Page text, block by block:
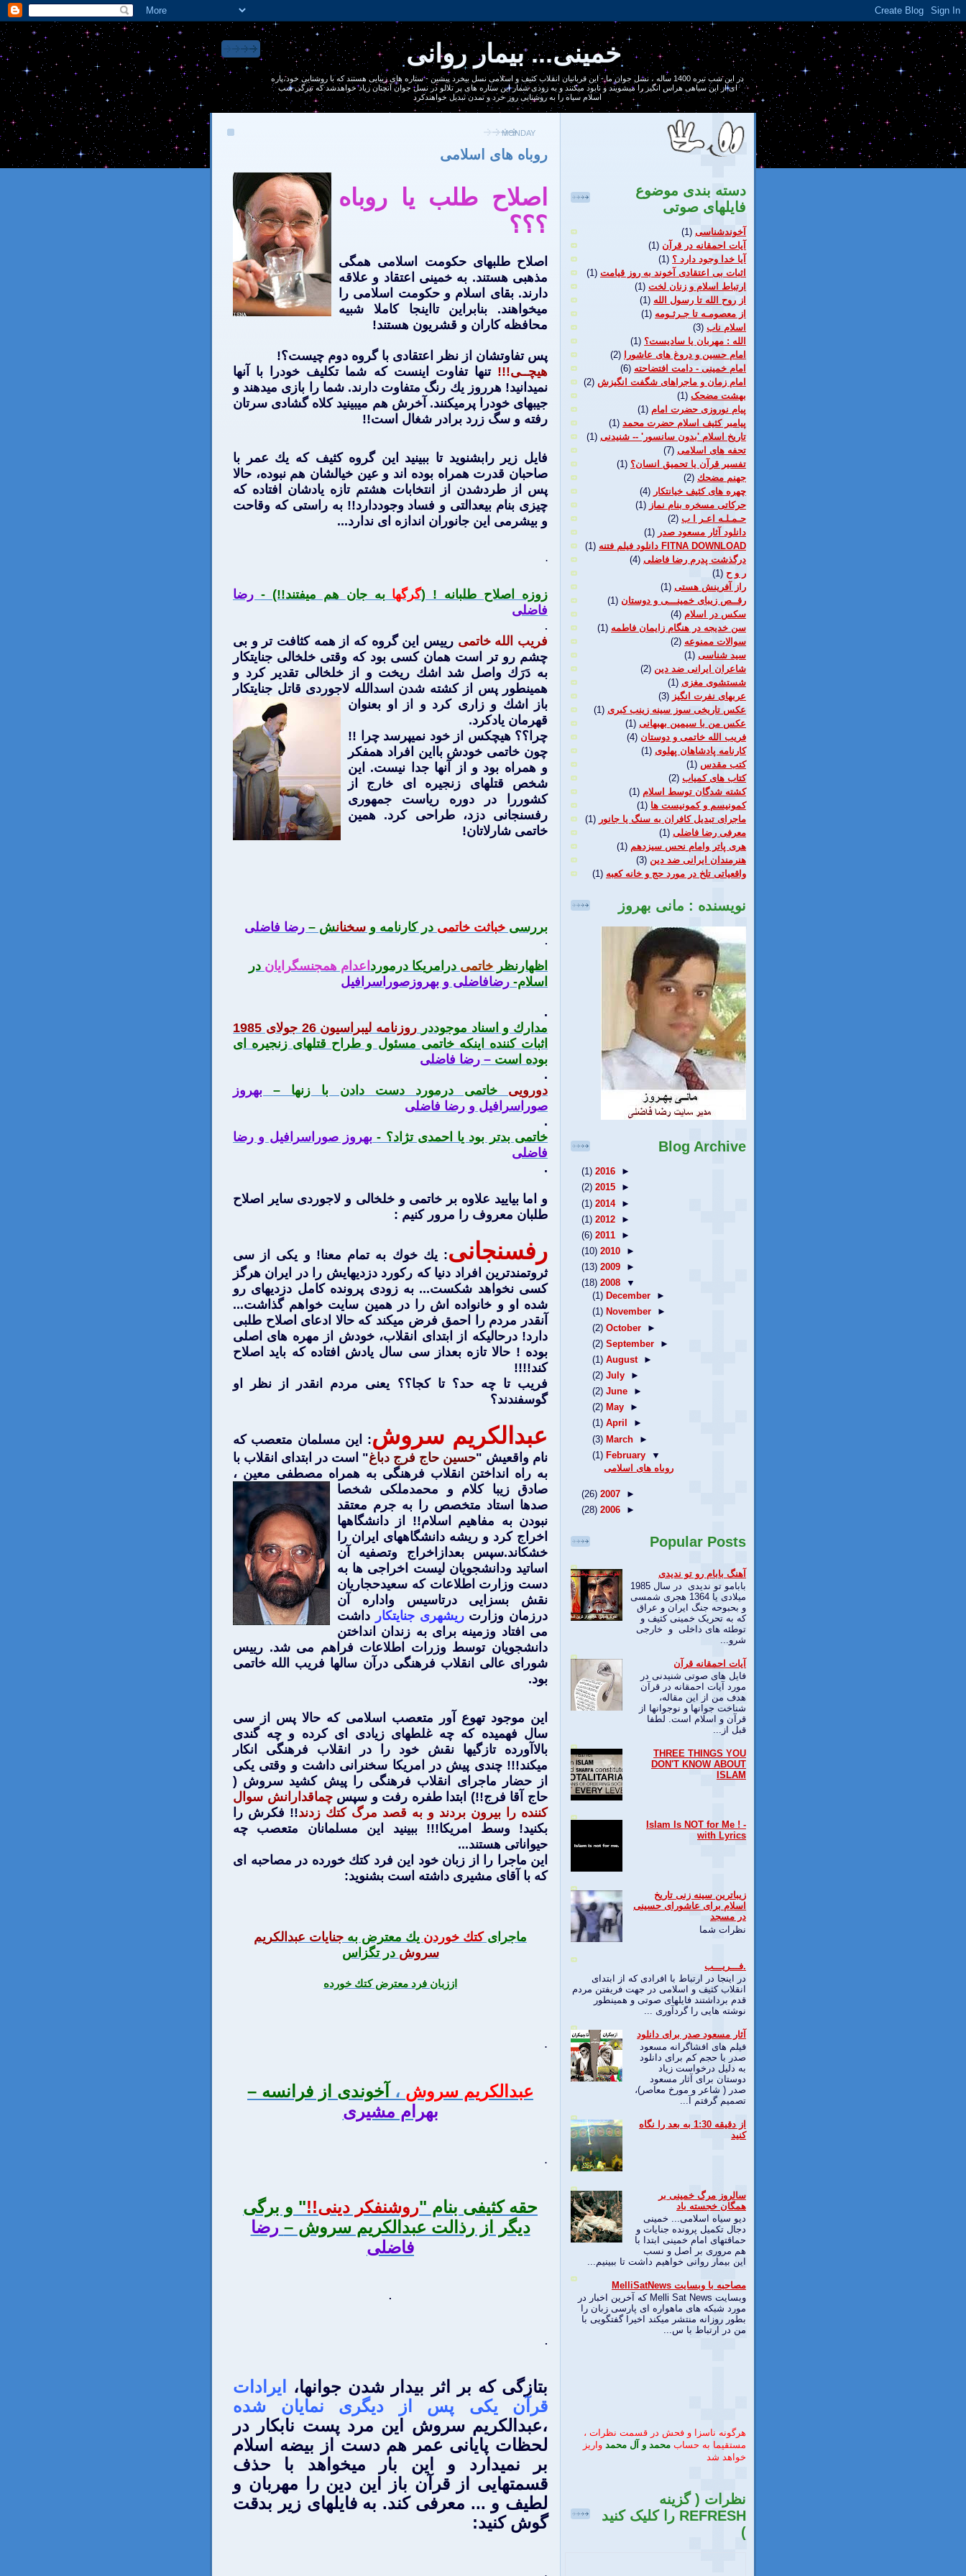
خمینی... بیمار روانی
در اين شب تيره 1400 ساله ، نسل جوان ما - اين قربانيان انقلاب كثيف و اسلامی نسل بيخرد پيشين - ستاره های زيبايی هستند كه با روشنايی خود،پاره
ای از اين سياهی هراس انگيز را ميشويند و نابود ميكنند و به زودی شمار اين ستاره های پر تلالو در نسل جوان آنچنان زياد خواهدشد كه تيرگی شب
اسلام سياه را به روشنايی روز خرد و تمدن تبديل خواهندكرد
MONDAY
روباه های اسلامی
اصلاح طلب يا روباه
؟؟؟
اصلاح طلبهای حكومت اسلامی همگی
مذهبی هستند. به خمينی اعتقاد و علاقه
دارند. بقای اسلام و حكومت اسلامی را
ميخواهند. بنابراين تااينجا كاملا شبيه
محافظه كاران و قشريون هستند!
پس تفاوتشان از نظر اعتقادی با گروه دوم چيست؟!
هيچــی!!! تنها تفاوت اينست كه شما تكليف خودرا با آنها
نميدانيد! هرروز يك رنگ متفاوت دارند. شما را بازی ميدهند و
جيبهای خودرا پرميكنند. آخرش هم ميبينيد كلاه گشادی سرتان
رفته و سگ زرد برادر شغال است!!
فايل زير رابشنويد تا ببينيد اين گروه كثيف كه يك عمر با
صاحبان قدرت همراه بوده اند و عين خيالشان هم نبوده، حالا
پس از طردشدن از انتخابات هشتم تازه يادشان افتاده كه
چيزی بنام بيعدالتی و فساد وجوددارد!! به راستی كه وقاحت
و بيشرمی اين جانوران اندازه ای ندارد...
.
زوزه اصلاح طلبانه ! (گرگهابه جان هم ميفتند!!) - رضا
فاضلی
.
فريب الله خاتمی رييس اين گروه كه از همه كثافت تر و بی
چشم رو تر است همان كسی بود كه وقتی خلخالی جنايتكار
به دَرَك واصل شد اشك ريخت و از خلخالی تقدير كرد و
همينطور پس از كشته شدن اسدالله لاجوردی قاتل جنايتكار
باز اشك و زاری كرد و از او بعنوان
قهرمان يادكرد.
چرا؟؟ هيچكس از خود نميپرسد چرا !!
چون خاتمی خودش بااين افراد همفكر
و همراه بود و از آنها جدا نيست. اين
شخص قتلهای زنجيره ای خارج از
كشوررا در دوره رياست جمهوری
رفسنجانی دزد، طراحی كرد. همين
خاتمی شارلاتان!
بررسی خباثت خاتمی در كارنامه و سخنانش – رضا فاضلی
.
اظهارنظر خاتمی درامریکا درمورد اعدام همجنسگرایان در
اسلام- رضافاضلی و بهروزصوراسرافیل
.
مدارك و اسناد موجوددر روزنامه ليبراسيون 26 جولای 1985
اثبات كننده اينكه خاتمی مسئول و طراح قتلهای زنجيره ای
بوده است – رضا فاضلی
.
دورويی خاتمی درمورد دست دادن با زنها –بهروز
صوراسرافيل و رضا فاضلی
.
خاتمی‌ بدتر بود يا احمدی تژاد؟ - بهروز صوراسرافيل و رضا
فاضلی
.
و اما بياييد علاوه بر خاتمی و خلخالی و لاجوردی ساير اصلاح
طلبان معروف را مرور كنيم :
رفسنجانی: يك خوك به تمام معنا! و يكی از سی
ثروتمندترين افراد دنيا كه ركورد دزديهايش را در ايران هرگز
كسی نخواهد شكست... به زودی پرونده كامل دزديهای رو
شده او و خانواده اش را در همين سايت خواهم گذاشت...
آنقدر مردم را احمق فرض ميكند كه حالا ادعای اصلاح طلبی
دارد! درحاليكه از ابتدای انقلاب، خودش از مهره های اصلی
بوده ! حالا تازه بعداز سی سال يادش افتاده كه بايد اصلاح
كند!!!!
فريب تا چه حد؟ تا كجا؟؟ يعنی مردم انقدر از نظر او
گوسفندند؟
عبدالكريم سروش: اين مسلمان متعصب كه
نام واقعيش "حسين حاج فرج دباغ" است در ابتدای انقلاب با
به راه انداختن انقلاب فرهنگی به همراه مصطفی معین ،
صادق زیبا کلام و محمدملکی شخصا
صدها استاد متخصص را به جرم معتقد
نبودن به مفاهيم اسلام!! از دانشگاهها
اخراج كرد و ريشه دانشگاههای ايران را
خشكاند.سپس بعدازاخراج وتصفیه آن
اساتید ودانشجویان لیست اخراجی ها به
دست وزارت اطلاعات که سعیدحجاریان
نقش بسزایی درتاسیس واداره آن
درزمان وزارتریشهری جنايتكار داشت
می افتاد وزمینه برای به زندان انداختن
دانشجویان توسط وزرات اطلاعات فراهم می شد. ریيس
شورای عالی انقلاب فرهنگی درآن سالها فريب الله خاتمی
بود.
اين موجود تهوع آور متعصب اسلامی كه حالا پس از سی
سال فهميده كه چه غلطهای زيادی ای كرده و چه گندی
بالاآورده تازگيها نقش خود را در انقلاب فرهنگی انكار
ميكند!!! چندی پيش در امريكا سخنرانی داشت و وقتی يكی
از حضار ماجرای انقلاب فرهنگی را پيش كشيد سروش (
حاج آقا فرج!!) ابتدا طفره رفت و سپسچماقدارانش سوال
كننده را بيرون بردند و به قصد مرگ كتك زدند!! فكرش را
بكنيد! وسط امريكا!!! ببينيد اين مسلمانان متعصب چه
حيواناتی هستند...
اين ماجرا را از زبان خود اين فرد كتك خورده در مصاحبه ای
كه با آقای مشيری داشته است بشنويد:
ماجرایكتك خوردن يك معترض به جنايات عبدالكريم
سروش در تگزاس
اززبان فرد معترض كتك خورده
.
عبدالکریم سروش ، آخوندی از فرانسه –
بهرام مشیری
.
حقه كثيفی بنام "روشنفكر دينی!!" و برگی
ديگر از رذالت عبدالكريم سروش – رضا
فاضلی
.
.
بتازگی كه بر اثر بيدار شدن جوانها،
ايرادات
قرآن يكی پس از ديگری نمايان شده
،عبدالكريم سروش اين مرد پست نابكار در
لحظات پايانی عمر هم دست از بيضه اسلام
بر نميدارد و اين بار ميخواهد با حذف
قسمتهايی از قرآن باز اين دين را مهربان و
لطيف و ... معرفی كند. به فايلهای زير بدقت
گوش كنيد:
.
دسته بندی موضوع
فایلهای صوتی
آخوندشناسی (1)
آيات احمقانه در قرآن (1)
آیا خدا وجود دارد ؟ (1)
اثبات بی اعتقادی آخوند به روز قيامت (1)
ارتباط اسلام و زنان لخت (1)
از روح الله تا رسول الله (1)
از معصومـه تا جـرثـومه (1)
اسلام ناب (3)
الله : مهربان يا ساديست؟ (1)
امام حسین و دروغ های عاشورا
(2)
امام خمینی - دامت افتضاحته (6)
امام زمان و ماجراهای شگفت انگیزش (2)
بهشت مضحک (1)
پيام نوروزی حضرت امام (1)
پیامبر کثیف اسلام حضرت محمد (1)
تاريخ اسلام 'بدون سانسور' -- شنیدنی (1)
تحفه های اسلامی (7)
تفسیر قرآن یا تحمیق انسان؟ (1)
جهنم مضحك (2)
چهره های کثیف خیانتکار (4)
حرکاتی مسخره بنام نماز (1)
حـمـلـه اعـر ا ب (2)
دانلود آثار مسعود صدر (1)
دانلود فيلم فتنه FITNA DOWNLOAD
(1)
درگذشت پدرم رضا فاضلی (4)
ر و ح (1)
راز آفرينش هستی (1)
رقــص زيبای خمينـــی و دوستان (1)
سکس در اسلام (4)
سن خديجه در هنگام زايمان فاطمه (1)
سوالات ممنوعه (2)
سيد شناسی (1)
شاعران ایرانی ضد دین (2)
شستشوی مغزی (1)
عربهای نفرت انگيز (3)
عکس تاریخی سوز سینه زینب کبری (1)
عکس من با سیمین بهبهانی (1)
فریب الله خاتمی و دوستان (4)
كارنامه پادشاهان پهلوی (1)
كتب مقدس (1)
کتاب های كمياب (2)
کشته شدگان توسط اسلام (1)
کمونیسم و کمونیست ها (1)
ماجرای تبدیل کافران به سنگ یا جانور (1)
معرفی رضا فاضلی (1)
هری پاتر وامام نحس سيزدهم (1)
هنرمندان ایرانی ضد دین (3)
واقعياتی تلخ در مورد حج و خانه کعبه (1)
نویسنده : مانی بهروز
Blog Archive
►
2016
(1)
►
2015
(2)
►
2014
(1)
►
2012
(1)
►
2011
(6)
►
2010
(10)
►
2009
(13)
▼
2008
(18)
►
December
(1)
►
November
(1)
►
October
(2)
►
September
(2)
►
August
(1)
►
July
(2)
►
June
(2)
►
May
(2)
►
April
(1)
►
March
(3)
▼
February
(1)
روباه های اسلامی
►
2007
(26)
►
2006
(28)
Popular Posts
آهنگ بابام رو تو ندیدی
بابامو تو ندیدی در سال 1985
میلادی یا 1364 هجری شمسی
و بحبوحه جنگ ایران و عراق
که به تحریک خمینی کثیف و
توطئه های داخلی و خارجی
شرو...
آیات احمقانه قرآن
فایل های صوتی شنیدنی در
مورد آیات احمقانه در قرآن
هدف من از این مقاله،
شناخت جوانها و نوجوانها از
قرآن و اسلام است. لطفا
قبل از...
THREE THINGS YOU
DON'T KNOW ABOUT
ISLAM
Islam Is NOT for Me ! -
with Lyrics
زیباترین سینه زنی تاریخ
اسلام برای عاشورای حسینی
در مسجد
نظرات شما
.فـــریـــب
در اینجا در ارتباط با افرادی که از ابتدای
انقلاب کثیف و اسلامی در جهت فریفتن مردم
قدم برداشتند فایلهای صوتی و همینطور
نوشته هایی را گردآوری ...
آثار مسعود صدر برای دانلود
فیلم های افشاگرانه مسعود
صدر با حجم کم برای دانلود
به دلیل درخواست زیاد
دوستان برای آثار مسعود
صدر ( شاعر و مورخ معاصر)،
تصمیم گرفتم آ...
از دقیقه 1:30 به بعد را نگاه
کنید
سالروز مرگ خمینی بر
همگان خجسته باد
دیو سیاه اسلامی... خمینی
دجال تكميل پرونده جنايات و
حماقتهای امام خمينی ابتدا با
هم مروری بر اصل و نسب
اين بيمار روانی خواهيم داشت تا ببينيم...
مصاحبه با وبسایت MelliSatNews
وبسایت Melli Sat News که آخرین اخبار در
مورد شبکه های ماهواره ای پارسی زبان را
بطور روزانه منتشر میکند اخیرا گفتگویی با
من در ارتباط با س...
هرگونه ناسزا و فحش در قسمت نظرات ،
مستقیما به حساب محمد و آل محمد واریز
خواهد شد
نظرات ( گزینه
REFRESH را کلیک کنید
)